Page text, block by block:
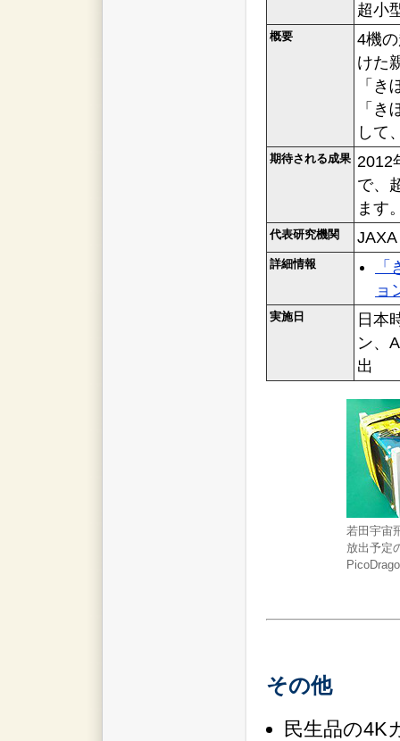
超小
概要
4機
けた
「
「
して
期待される成果 2012
で、
ます
代表研究機関 JAXA
詳細情報
ョ
実施日
日本
ン、
出
若田宇宙
放出予定
その他
民生品の4K